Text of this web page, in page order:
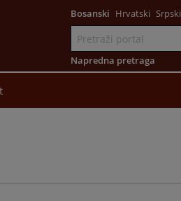
Bosanski Hrvatski Srpski
Napredna pretraga